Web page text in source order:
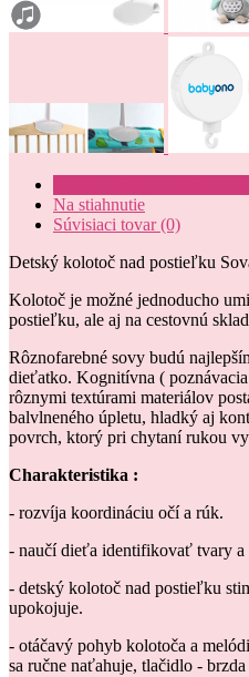
Na stiahnutie
Súvisiaci tovar (0)
Detský kolotoč nad postieľku
Kolotoč je možné jednoducho
postieľku, ale aj na cestovnú
Rôznofarebné sovy budú
dieťatko. Kognitívna (
rôznymi textúrami materiálov
balvlneného úpletu, hladký aj
povrch, ktorý pri chytaní rukou
Charakteristika :
- rozvíja koordináciu očí a rúk.
- naučí dieťa identifikovať tvary a
- detský kolotoč nad postieľku
upokojuje.
- otáčavý pohyb kolotoča a
sa ručne naťahuje, tlačidlo -